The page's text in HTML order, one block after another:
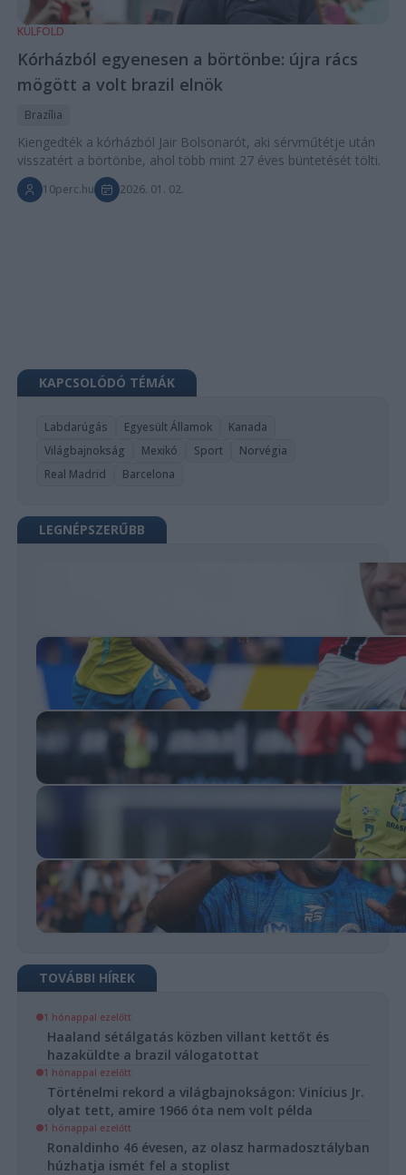
KÜLFÖLD
Kórházból egyenesen a börtönbe: újra rács
mögött a volt brazil elnök
Brazília
Kiengedték a kórházból Jair Bolsonarót, aki sérvműtétje után
visszatért a börtönbe, ahol több mint 27 éves büntetését tölti.
10perc.hu 2026. 01. 02.
KAPCSOLÓDÓ TÉMÁK
Labdarúgás Egyesült Államok
Kanada
Világbajnokság
Mexikó Sport
Norvégia
Real Madrid
Barcelona
LEGNÉPSZERŰBB
TOVÁBBI HÍREK
1 hónappal ezelőtt
Haaland sétálgatás közben villant kettőt és
hazaküldte a brazil válogatottat
1 hónappal ezelőtt
Történelmi rekord a világbajnokságon: Vinícius Jr.
olyat tett, amire 1966 óta nem volt példa
1 hónappal ezelőtt
Ronaldinho 46 évesen, az olasz harmadosztályban
húzhatja ismét fel a stoplist